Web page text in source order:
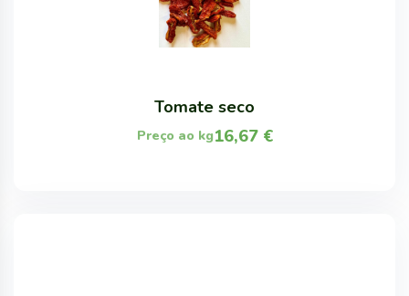
Tomate seco
16,67 €
Preço ao kg